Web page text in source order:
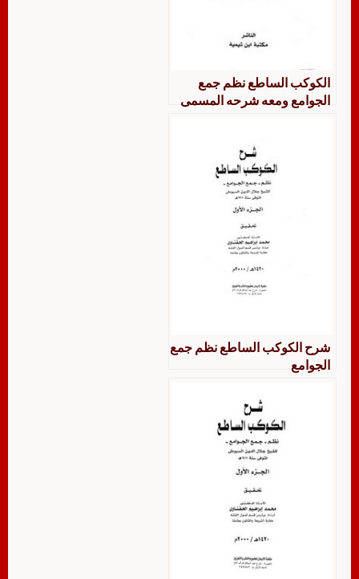
الكوكب الساطع نظم جمع
الجوامع ومعه شرحه المسمى
شرح الكوكب الساطع نظم جمع
الجوامع